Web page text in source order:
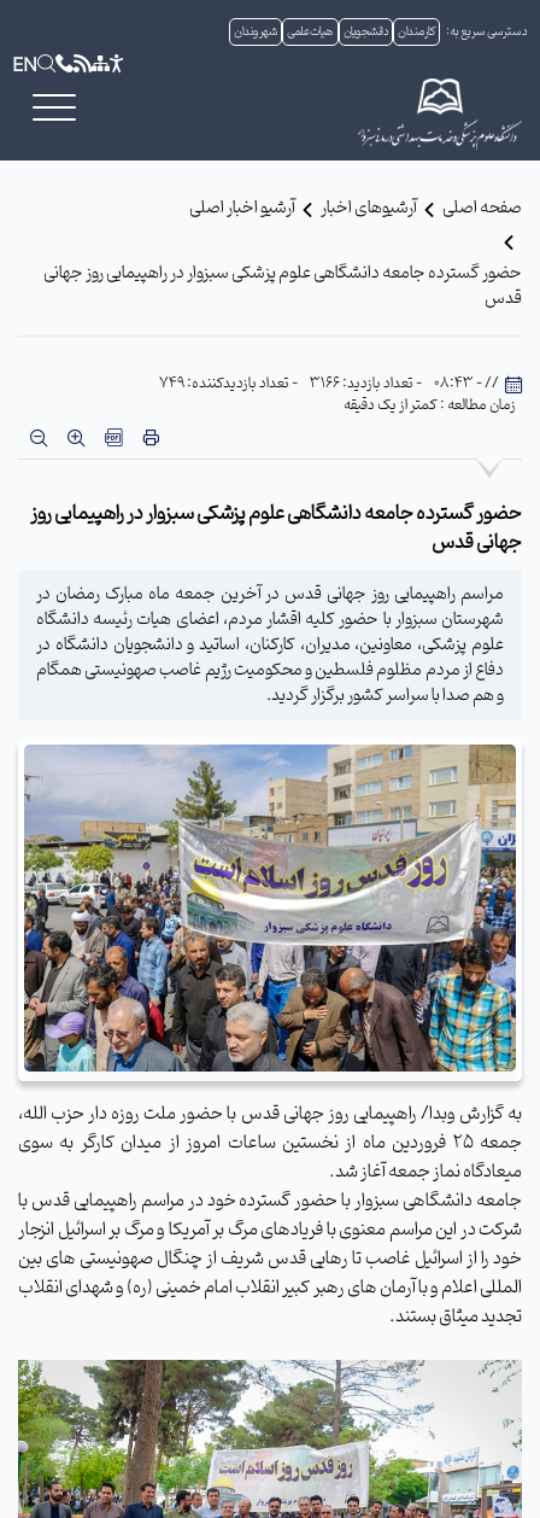
دسترسی سریع به: کارمندان دانشجویان هیات علمی شهروندان
EN
صفحه اصلی آرشیوهای اخبار آرشیو اخبار اصلی
حضور گسترده جامعه دانشگاهی علوم پزشکی سبزوار در راهپیمایی روز جهانی
قدس
// - 08:43 - تعداد بازدید: 3166
- تعداد بازدیدکننده: 749
زمان مطالعه : کمتر از یک دقیقه
حضور گسترده جامعه دانشگاهی علوم پزشکی سبزوار در راهپیمایی روز
جهانی قدس
مراسم راهپیمایی روز جهانی قدس در آخرین جمعه ماه مبارک رمضان در
شهرستان سبزوار با حضور کلیه اقشار مردم، اعضای هیات رئیسه دانشگاه
علوم پزشکی، معاونین، مدیران، کارکنان، اساتید و دانشجویان دانشگاه در
دفاع از مردم مظلوم فلسطین و محکومیت رژیم غاصب صهونیستی همگام
و هم صدا با سراسر کشور برگزار گر‌دید.
به گزارش وبدا/ راهپیمایی روز جهانی قدس با حضور ملت روزه دار حزب الله،
جمعه ۲۵ فروردین ماه از نخستین ساعات امروز از میدان کارگر به سوی
میعادگاه نماز جمعه آغاز شد.
جامعه دانشگاهی سبزوار با حضور گسترده خود در مراسم راهپیمایی قدس با
شرکت در این مراسم معنوی با فریادهای مرگ بر آمریکا و مرگ بر اسرائیل انزجار
خود را از اسرائیل غاصب تا رهایی قدس شریف از چنگال صهونیستی های بین
المللی اعلام و با آرمان های رهبر کبیر انقلاب امام خمینی (ره) و شهدای انقلاب
تجدید میثاق بستند.